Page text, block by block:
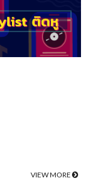
VIEW MORE